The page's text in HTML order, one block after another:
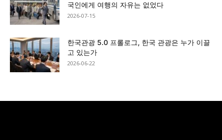
국인에게 여행의 자유는 없었다
2026-07-15
한국관광 5.0 프롤로그, 한국 관광은 누가 이끌
고 있는가
2026-06-22